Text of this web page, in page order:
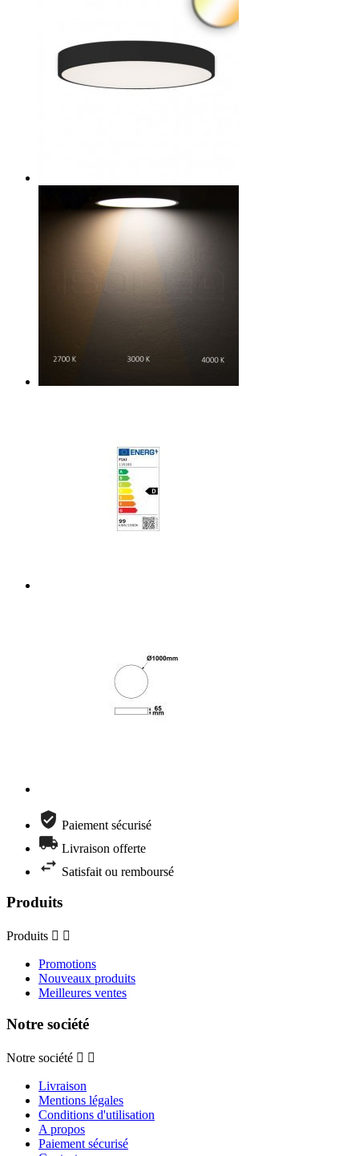
Paiement sécurisé
Livraison offerte
Satisfait ou remboursé
Produits
Produits  
Promotions
Nouveaux produits
Meilleures ventes
Notre société
Notre société  
Livraison
Mentions légales
Conditions d'utilisation
A propos
Paiement sécurisé